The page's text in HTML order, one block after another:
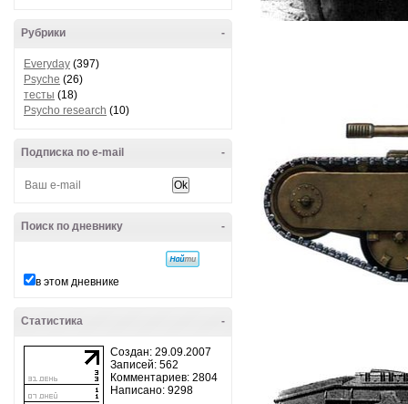
-
Рубрики
Everyday (397)
Psyche (26)
тесты (18)
Psycho research (10)
-
Подписка по e-mail
-
Поиск по дневнику
в этом дневнике
-
Статистика
Создан: 29.09.2007
Записей: 562
Комментариев: 2804
Написано: 9298